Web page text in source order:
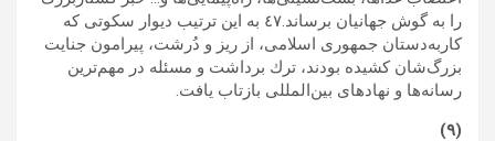
را به گوش جهانيان برساند.٤٧ به اين ترتيب ديوار سكوتى كه
كاربه‌دستان جمهورى اسلامى، از ريز و دُرشت، پيرامون جنايت
بزرگ‌شان كشيده بودند، ترك برداشت و مسئله در مهم‌ترين
رسانه‌ها و نهادهای بين‌المللى بازتاب يافت.
(٩)